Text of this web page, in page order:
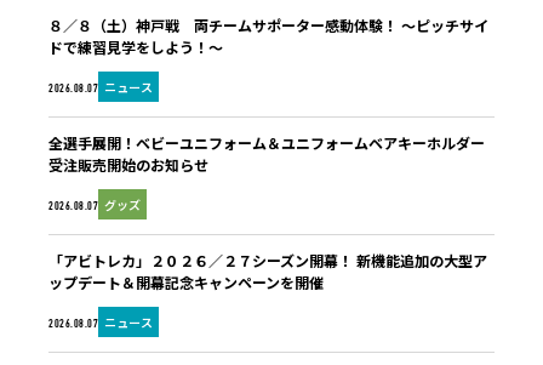
2026.08.07 ニュース
８／８（土）神戸戦 両チームサポーター感動体験！ ～ピッチサイ
ドで練習見学をしよう！～
2026.08.07 グッズ
全選手展開！ベビーユニフォーム＆ユニフォームベアキーホルダー
受注販売開始のお知らせ
2026.08.07 ニュース
「アビトレカ」２０２６／２７シーズン開幕！ 新機能追加の大型ア
ップデート＆開幕記念キャンペーンを開催